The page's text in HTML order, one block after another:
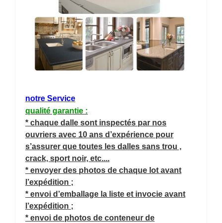
notre Service
qualité garantie :
* chaque dalle sont inspectés par nos
ouvriers avec 10 ans d’expérience pour
s’assurer que toutes les dalles sans trou ,
crack, sport noir, etc....
* envoyer des photos de chaque lot avant
l’expédition ;
* envoi d’emballage la liste et invocie avant
l’expédition ;
* envoi de photos de conteneur de